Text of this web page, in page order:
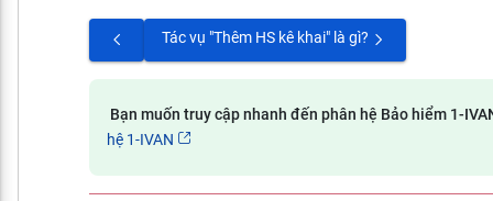
Tác vụ "Thêm HS kê khai" là gì?
Bạn muốn truy cập nhanh đến phân hệ Bảo hiểm 1-
hệ 1-IVAN